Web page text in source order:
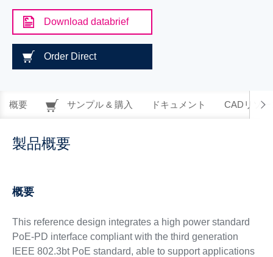
Download databrief
Order Direct
概要 サンプル & 購入 ドキュメント CADリソー
製品概要
概要
This reference design integrates a high power standard
PoE-PD interface compliant with the third generation
IEEE 802.3bt PoE standard, able to support applications